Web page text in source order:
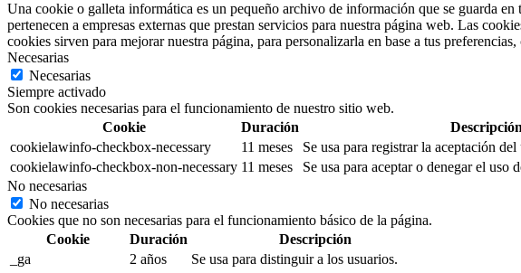
Una cookie o galleta informática es un pequeño archivo de información que se guarda
pertenecen a empresas externas que prestan servicios para nuestra página web. Las
cookies sirven para mejorar nuestra página, para personalizarla en base a tus
Necesarias
Necesarias
Siempre activado
Son cookies necesarias para el funcionamiento de nuestro sitio web.
Cookie
Duración
cookielawinfo-checkbox-necessary
11 meses
Se usa para registrar la aceptación
cookielawinfo-checkbox-non-necessary 11 meses
Se usa para aceptar o denegar el uso
No necesarias
No necesarias
Cookies que no son necesarias para el funcionamiento básico de la página.
Cookie
Duración
Descripción
_ga
2 años
Se usa para distinguir a los usuarios.